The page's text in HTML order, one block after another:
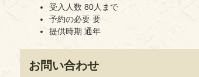
受入人数 80人まで
予約の必要 要
提供時期 通年
お問い合わせ